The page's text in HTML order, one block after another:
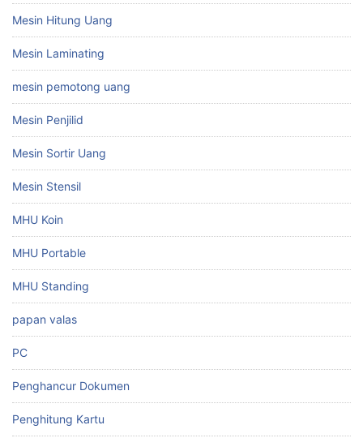
Mesin Hitung Uang
Mesin Laminating
mesin pemotong uang
Mesin Penjilid
Mesin Sortir Uang
Mesin Stensil
MHU Koin
MHU Portable
MHU Standing
papan valas
PC
Penghancur Dokumen
Penghitung Kartu